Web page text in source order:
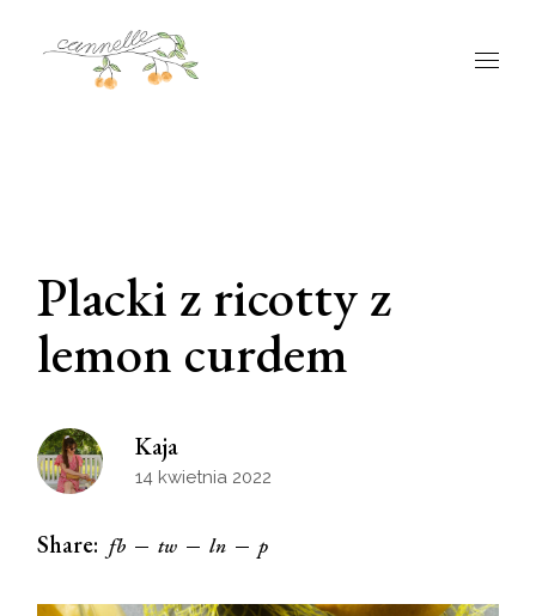
Placki z ricotty z
lemon curdem
Kaja
14 kwietnia 2022
Share: fb tw ln p